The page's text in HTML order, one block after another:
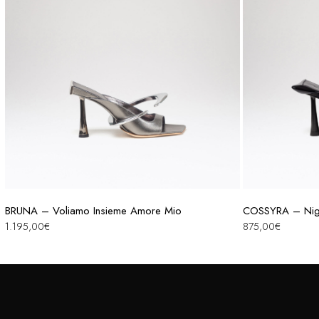
BRUNA – Voliamo Insieme Amore Mio
1.195,00€
COSSYRA –
875,00€